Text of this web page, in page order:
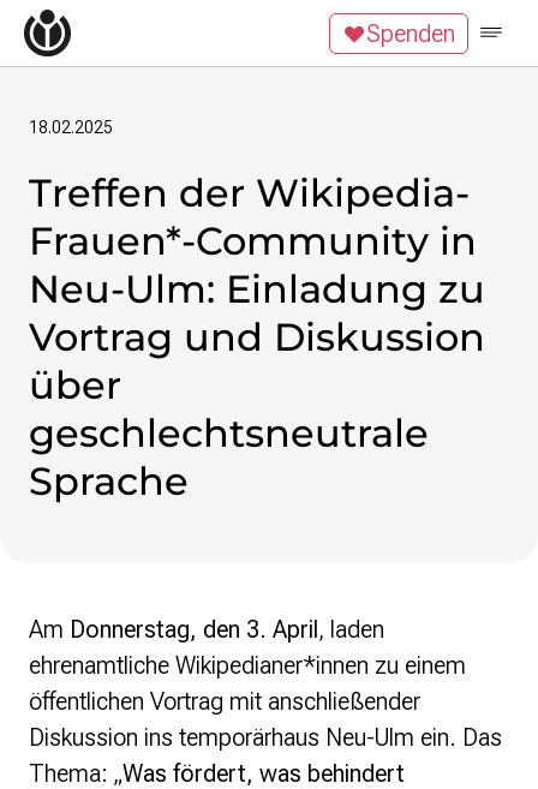
Zum Inhalt überspringen
Wikipedia unterstützen
Spenden
Mitmachen
News
Veranstaltungen
Publikationen
Tech Snacks
Wikimove
Themen
Digitales Ehrenamt
Offene Bildung
Freie Inhalte
Wissensgerechtigkeit
Open Data in Politik und Verwaltung
Offene digitale Infrastrukturen
Europäische und internationale Digitalpolitik
Offenes Kulturerbe
Projekte
Spenden
18.02.2025
Treffen der Wikipedia-
Frauen*-Community in
Neu-Ulm: Einladung zu
Vortrag und Diskussion
über
geschlechtsneutrale
Sprache
Am Donnerstag, den 3. April, laden
ehrenamtliche Wikipedianer*innen zu einem
öffentlichen Vortrag mit anschließender
Diskussion ins temporärhaus Neu-Ulm ein. Das
Thema: „Was fördert, was behindert